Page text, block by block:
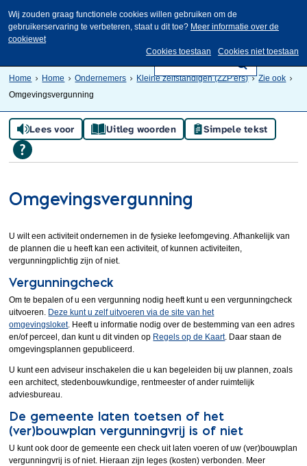
Wij zouden graag functionele cookies willen gebruiken om de
gebruikerservaring te verbeteren, staat u dit toe? Meer informatie over de
cookiewet
Cookies toestaan
Cookies niet toestaan
Home Home Ondernemers Kleine zelfstandigen (ZZP'ers)
Zie ook
Omgevingsvergunning
Lees voor Uitleg woorden Simpele tekst
Omgevingsvergunning
U wilt een activiteit ondernemen in de fysieke leefomgeving. Afhankelijk van
de plannen die u heeft kan een activiteit, of kunnen activiteiten,
vergunningplichtig zijn of niet.
Vergunningcheck
Om te bepalen of u een vergunning nodig heeft kunt u een vergunningcheck
uitvoeren. Deze kunt u zelf uitvoeren via de site van het
omgevingsloket. Heeft u informatie nodig over de bestemming van een adres
en/of perceel, dan kunt u dit vinden op Regels op de Kaart. Daar staan de
omgevingsplannen gepubliceerd.
U kunt een adviseur inschakelen die u kan begeleiden bij uw plannen, zoals
een architect, stedenbouwkundige, rentmeester of ander ruimtelijk
adviesbureau.
De gemeente laten toetsen of het
(ver)bouwplan vergunningvrij is of niet
U kunt ook door de gemeente een check uit laten voeren of uw (ver)bouwplan
vergunningvrij is of niet. Hieraan zijn leges (kosten) verbonden. Meer